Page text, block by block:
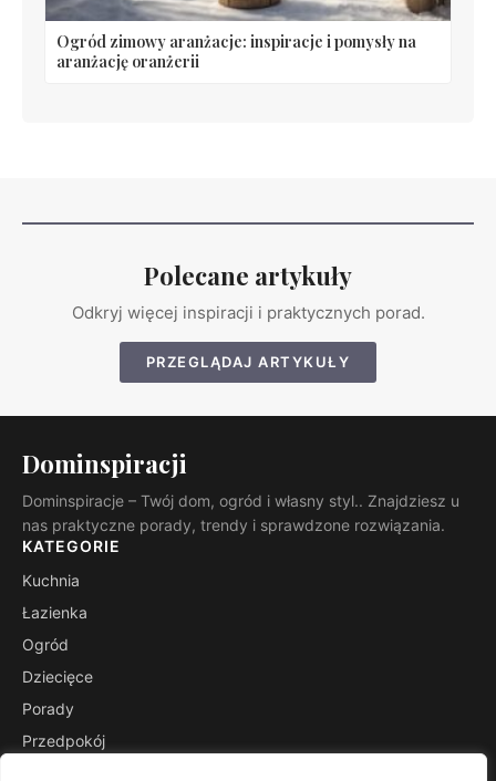
Ogród zimowy aranżacje: inspiracje i pomysły na
aranżację oranżerii
Polecane artykuły
Odkryj więcej inspiracji i praktycznych porad.
PRZEGLĄDAJ ARTYKUŁY
Dominspiracji
Dominspiracje – Twój dom, ogród i własny styl.. Znajdziesz u
nas praktyczne porady, trendy i sprawdzone rozwiązania.
KATEGORIE
Kuchnia
Łazienka
Ogród
Dziecięce
Porady
Przedpokój